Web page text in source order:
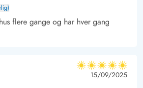
flere gange og har hver gang
5 ud af 5
5 ud af 5
5 out of 5
15/09/2025